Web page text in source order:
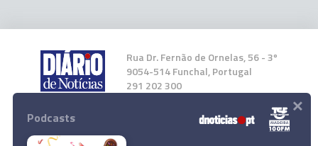
Rua Dr. Fernão de Ornelas, 56 - 3º
9054-514 Funchal, Portugal
291 202 300
Instale a nossa App
Podcasts ×